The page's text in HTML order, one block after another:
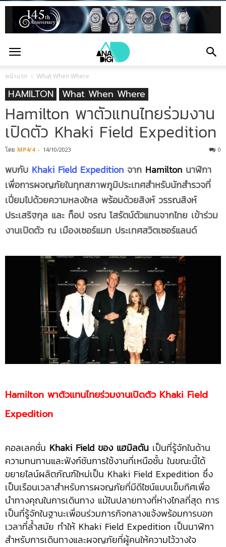
หน้าแรก What When Where
HAMILTON What When Where
Hamilton พาตัวแทนไทยร่วมงาน
เปิดตัว Khaki Field Expedition
โดย MP4/4 - 14/10/2023 0
พบกับ Khaki Field Expedition จาก Hamilton นาฬิกา
เพื่อการผจญภัยในทุกสภาพภูมิประเทศสำหรับนักสำรวจที่
เปี่ยมไปด้วยความหลงใหล พร้อมด้วยสิงห์ วรรณสิงห์
ประเสริฐกุล และ ท็อป จรณ โสรัตน์ตัวแทนจากไทย เข้าร่วม
งานเปิดตัว ณ เมืองเซอร์แมท ประเทศสวิตเซอร์แลนด์
Hamilton พาตัวแทนไทยร่วมงานเปิดตัว Khaki Field
Expedition
คอลเลคชั่น Khaki Field ของ แฮมิลตัน เป็นที่รู้จักในด้าน
ความทนทานและฟังก์ชันการใช้งานที่เหนือชั้น ในขณะนี้ได้
ขยายไลน์ผลิตภัณฑ์ใหม่เป็น Khaki Field Expedition ซึ่ง
เป็นเรือนเวลาสำหรับการผจญภัยที่มีดีไซน์แบบเข็มทิศเพื่อ
นำทางคุณในการเดินทาง แม้ในปลายทางที่ห่างไกลที่สุด การ
เป็นที่รู้จักในฐานะเพื่อนร่วมภารกิจกลางแจ้งพร้อมการบอก
เวลาที่ล้ำสมัย ทำให้ Khaki Field Expedition เป็นนาฬิกา
สำหรับการเดินทางและผจญภัยที่ผู้คนให้ความไว้วางใจ